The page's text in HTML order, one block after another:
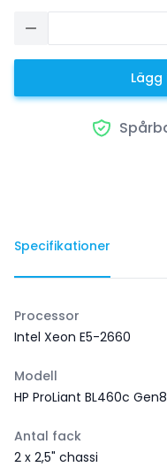
Specifikationer
Processor
Intel Xeon E5-2660
Modell
HP ProLiant BL460c Gen8
Antal fack
2 x 2,5" chassi